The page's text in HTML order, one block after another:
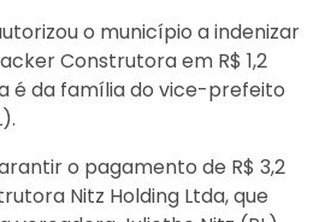
o município a indenizar
Construtora em R$ 1,2
é da família do vice-prefeito
o pagamento de R$ 3,2
Nitz Holding Ltda, que